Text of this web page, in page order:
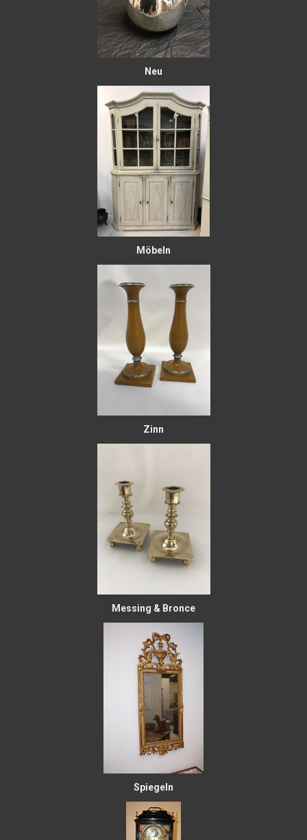
Neu
Möbeln
Zinn
Messing & Bronce
Spiegeln